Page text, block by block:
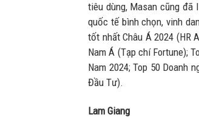
tiêu dùng, Masan cũng
quốc tế bình chọn, vinh
tốt nhất Châu Á 2024 (HR
Nam Á (Tạp chí Fortune);
Nam 2024; Top 50 Doanh
Đầu Tư).
Lam Giang